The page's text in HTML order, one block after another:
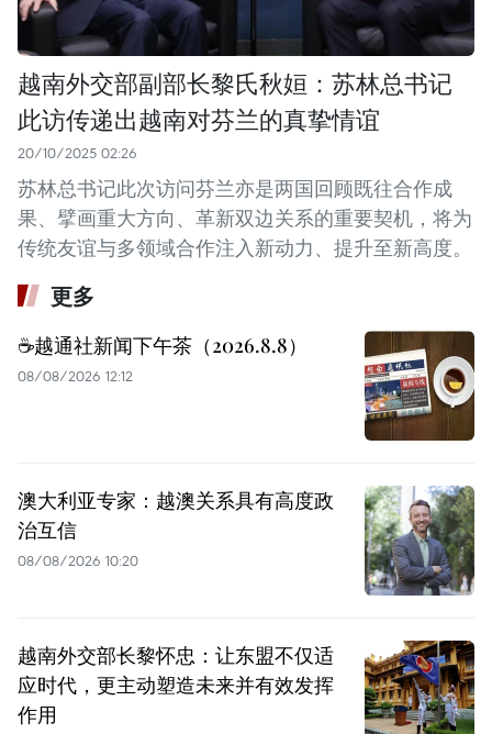
越南外交部副部长黎氏秋姮：苏林总书记
此访传递出越南对芬兰的真挚情谊
20/10/2025 02:26
苏林总书记此次访问芬兰亦是两国回顾既往合作成
果、擘画重大方向、革新双边关系的重要契机，将为
传统友谊与多领域合作注入新动力、提升至新高度。
更多
☕️越通社新闻下午茶（2026.8.8）
08/08/2026 12:12
澳大利亚专家：越澳关系具有高度政
治互信
08/08/2026 10:20
越南外交部长黎怀忠：让东盟不仅适
应时代，更主动塑造未来并有效发挥
作用